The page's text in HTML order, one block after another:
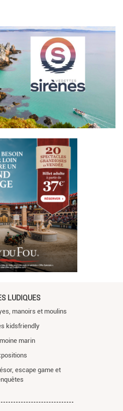
LUDIQUES
manoirs et moulins
kidsfriendly
marin
escape game et